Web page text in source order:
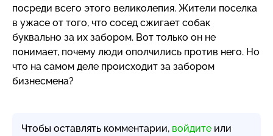
посреди всего этого великолепия. Жители поселка
в ужасе от того, что сосед сжигает собак
буквально за их забором. Вот только он не
понимает, почему люди ополчились против него. Но
что на самом деле происходит за забором
бизнесмена?
Чтобы оставлять комментарии, войдите или